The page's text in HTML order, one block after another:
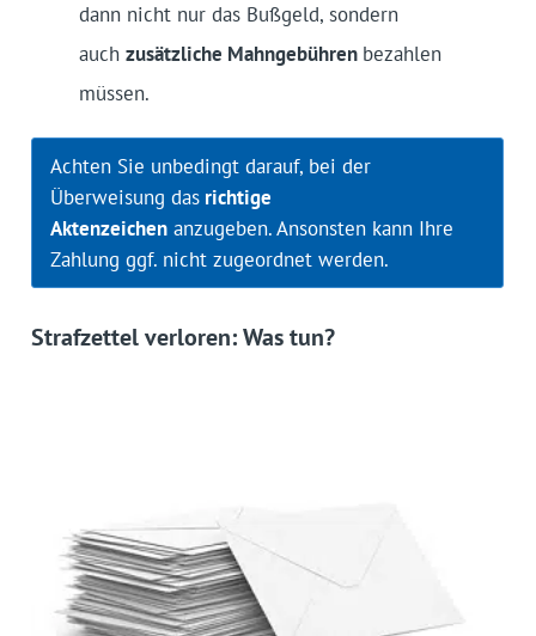
dann nicht nur das Bußgeld, sondern
auch zusätzliche Mahngebühren bezahlen
müssen.
Achten Sie unbedingt darauf, bei der
Überweisung dasrichtige
Aktenzeichenanzugeben. Ansonsten kann Ihre
Zahlung ggf. nicht zugeordnet werden.
Strafzettel verloren: Was tun?